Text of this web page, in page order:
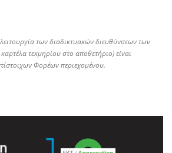
των διαδικτυακών διευθύνσεων των
τεκμηρίου στο αποθετήριο) είναι
Φορέων περιεχομένου.